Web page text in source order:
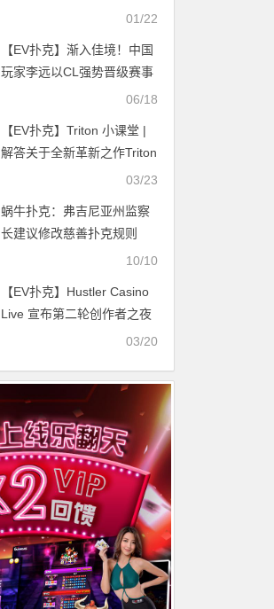
冬季非现场巡回赛主赛事冠
01/22
【EV扑克】渐入佳境！中国
玩家李远以CL强势晋级赛事
#37 Day3，大批国人闯进奖
06/18
【EV扑克】Triton 小课堂 |
解答关于全新革新之作Triton
03/23
蜗牛扑克：弗吉尼亚州监察
长建议修改慈善扑克规则
10/10
【EV扑克】Hustler Casino
Live 宣布第二轮创作者之夜
03/20